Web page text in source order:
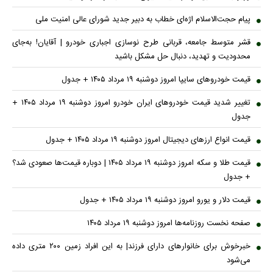
پیام حجت‌الاسلام اژه‌ای خطاب به دبیر جدید شورای عالی امنیت ملی
قشر متوسط جامعه، قربانی طرح نوسازی اجباری خودرو | آقایان! به‌جای
محدودیت و تهدید، دنبال حل مشکل باشید
قیمت خودرو‌های سایپا امروز دوشنبه ۱۹ مرداد ۱۴۰۵ + جدول
تغییر شدید قیمت خودرو‌های ایران خودرو امروز دوشنبه ۱۹ مرداد ۱۴۰۵ +
جدول
قیمت انواع ارز‌های دیجیتال امروز دوشنبه ۱۹ مرداد ۱۴۰۵ + جدول
قیمت طلا و سکه امروز دوشنبه ۱۹ مرداد ۱۴۰۵ | دوباره قیمت‌ها صعودی شد؟
+ جدول
قیمت دلار و یورو امروز دوشنبه ۱۹ مرداد ۱۴۰۵ + جدول
صفحه نخست روزنامه‌ها امروز دوشنبه ۱۹ مرداد ۱۴۰۵
خبرخوش برای خانوارهای دارای فرزند| به این افراد زمین ۲۰۰ متری داده
می‌شود